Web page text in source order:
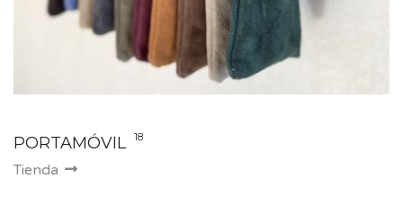
PORTAMÓVIL 18
Tienda